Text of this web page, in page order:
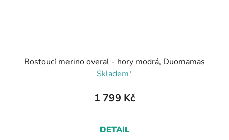
Rostoucí merino overal - hory modrá, Duomamas
Skladem*
1 799 Kč
DETAIL